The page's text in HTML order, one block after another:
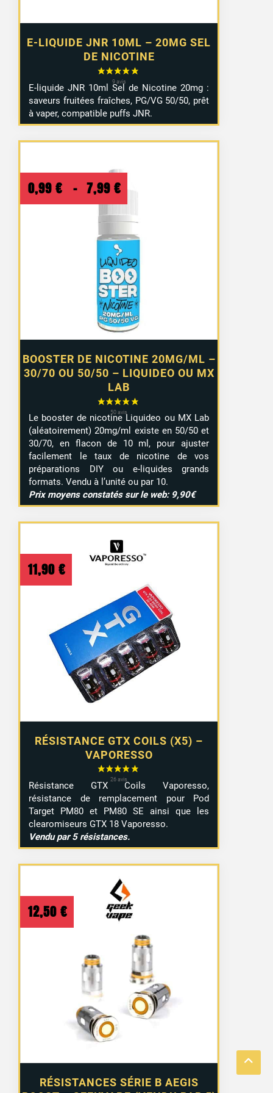
E-LIQUIDE JNR 10ML – 20MG SEL
DE NICOTINE
E- liquideJNR 10mlSelde Nicotine20mg :
saveurs fruitées fraîches, PG/VG 50/50, prêt
àvaper,compatible puffs JNR.
BOOSTER DE NICOTINE 20MG/ML –
30/70 OU 50/50 – LIQUIDEO OU MX
LAB
0,99 € – 7,99 € Plage
de
prix :
0,99 €
à
7,99 €
Le booster de nicotine Liquideo ou MX Lab
(aléatoirement) 20mg/ml existe en 50/50 et
30/70, en flacon de 10 ml, pour ajuster
facilement le taux de nicotine de vos
préparations DIY ou e-liquides grands
formats. Vendu à l’unité ou par 10.
Prix moyens constatés sur le web: 9,90€
RÉSISTANCE GTX COILS (X5) –
VAPORESSO
11,90 €
Résistance GTX Coils Vaporesso,
résistance de remplacement pour Pod
Target PM80 et PM80 SE ainsi que les
clearomiseurs GTX 18 Vaporesso.
Vendu par 5 résistances.
RÉSISTANCES SÉRIE B AEGIS
12,50 €